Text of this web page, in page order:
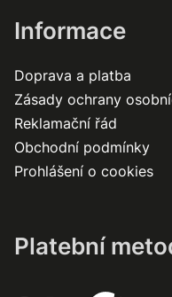
Informace
Doprava a platba
Zásady ochrany
Reklamační řád
Obchodní podmínky
Prohlášení o cookies
Platební